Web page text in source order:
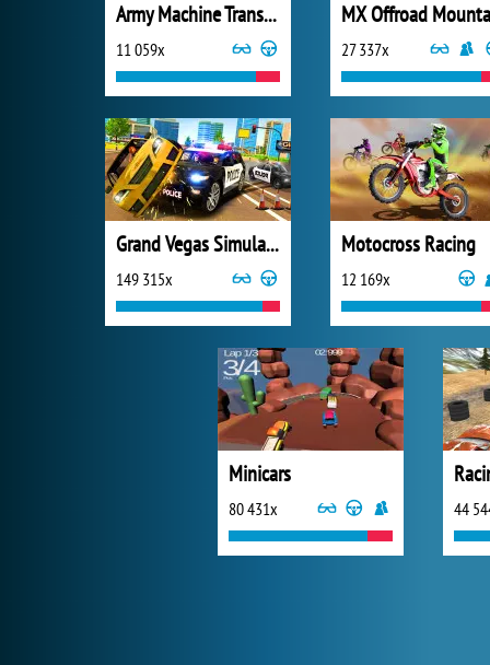
Army Machine Transporter Truck
11 059x 27 337x
Grand Vegas Simulator
149 315x
Motocross Racing
12 169x
Minicars
80 431x 44